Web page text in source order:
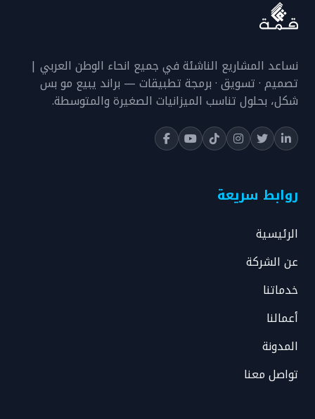
نساعد المشاريع الناشئة في جميع انحاء الوطن العربي |
تصميم · تسويق · برمجة تطبيقات — براند يبيع مو بس
شكل، بحلول تناسب الميزانيات الصغيرة والمتوسطة.
روابط سريعة
الرئيسية
عن الشركة
خدماتنا
أعمالنا
المدونة
تواصل معنا